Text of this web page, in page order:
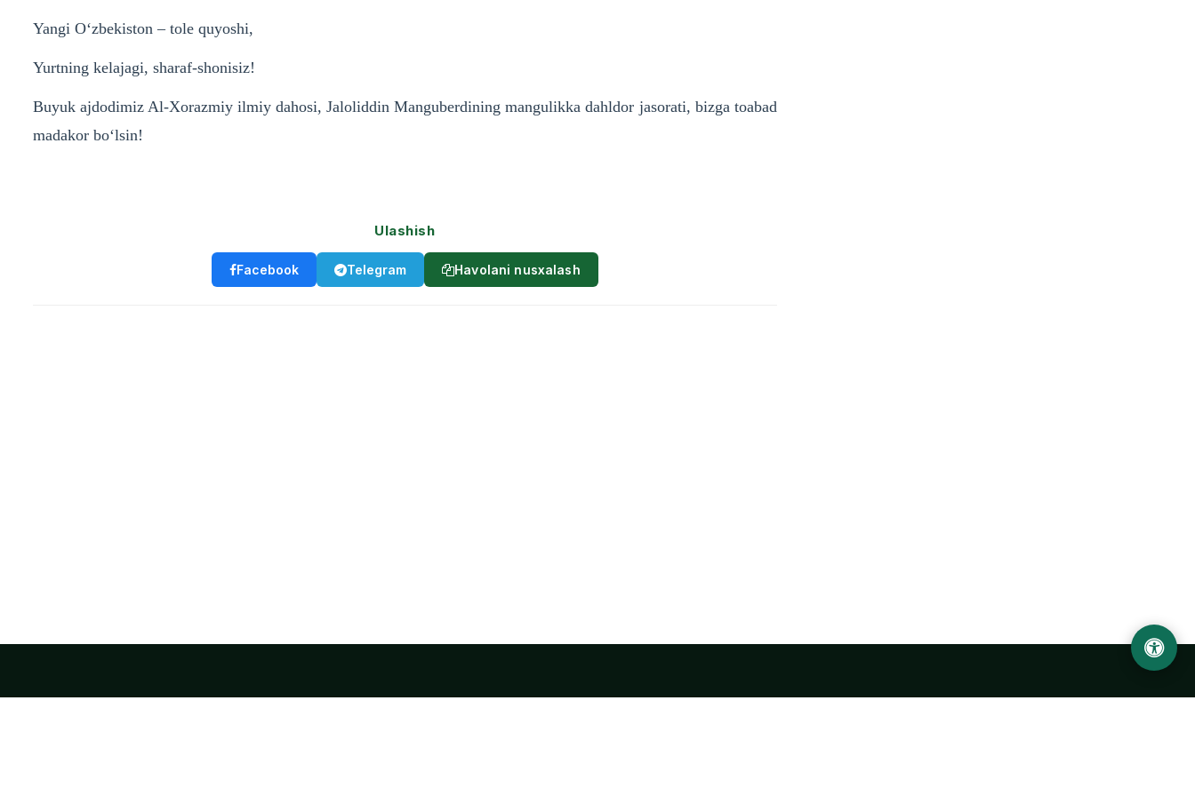
Yangi O‘zbekiston – tole quyoshi,
Yurtning kelajagi, sharaf-shonisiz!
Buyuk ajdodimiz Al-Xorazmiy ilmiy dahosi, Jaloliddin Manguberdining mangulikka dahldor jasorati, bizga toabad
madakor bo‘lsin!
Ulashish
Facebook Telegram Havolani nusxalash